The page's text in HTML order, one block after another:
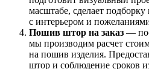
масштабе, сделает подборку
с интерьером и
Пошив штор на заказ —
мы производим расчет
на пошив изделия.
штор и соблюдение сроков